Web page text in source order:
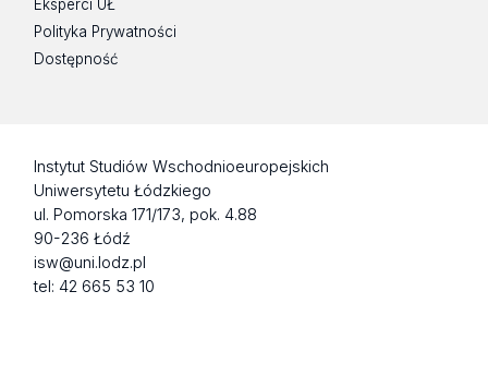
Eksperci UŁ
Polityka Prywatności
Dostępność
Instytut Studiów Wschodnioeuropejskich
Uniwersytetu Łódzkiego
ul. Pomorska 171/173, pok. 4.88
90-236 Łódź
isw@uni.lodz.pl
tel: 42 665 53 10